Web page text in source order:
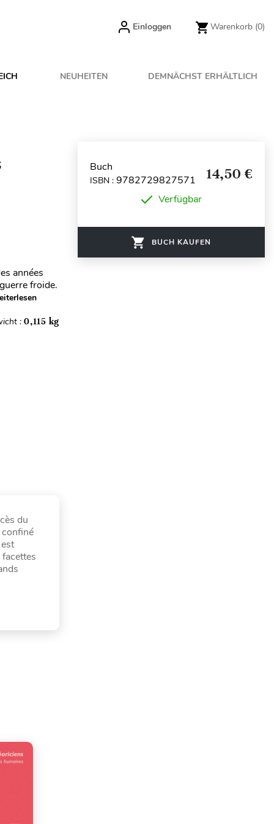
Einloggen Warenkorb (0)
NEUHEITEN DEMNÄCHST ERHÄLTLICH
années
froide.
:0,115 kg
du
Buch
ISBN : 9782729827571 14,50 €
Verfügbar
BUCH KAUFEN